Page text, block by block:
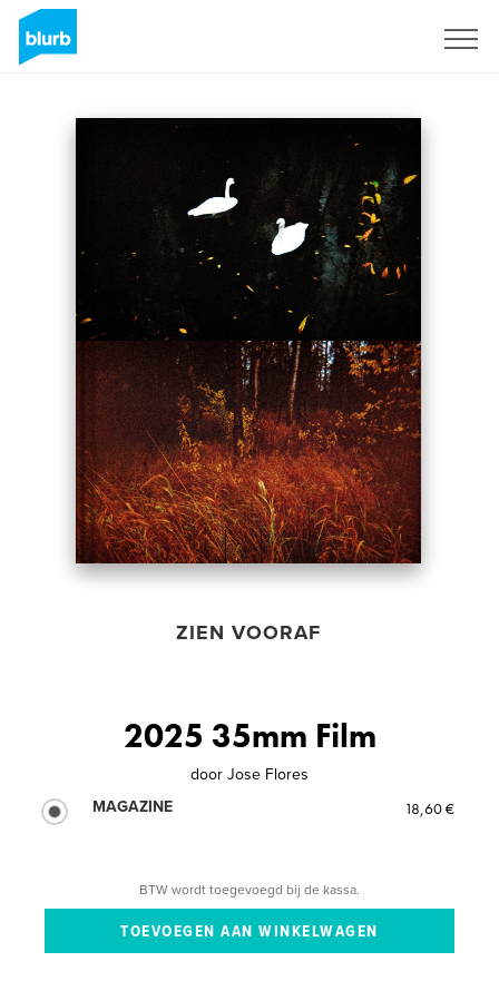
ZIEN VOORAF
2025 35mm Film
door Jose Flores
MAGAZINE
18,60 €
BTW wordt toegevoegd bij de kassa.